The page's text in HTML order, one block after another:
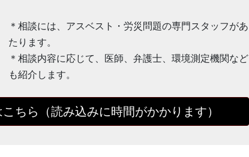
＊相談には、アスベスト・労災問題の専門スタッフがあ
たります。
＊相談内容に応じて、医師、弁護士、環境測定機関など
も紹介します。
ちら（読み込みに時間がかかります）